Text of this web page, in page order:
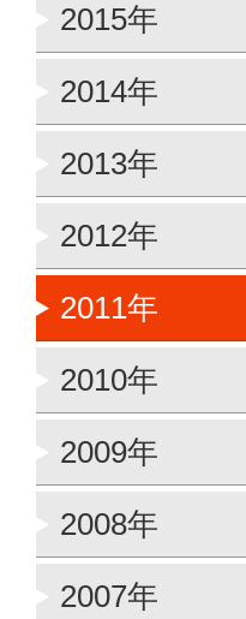
2015年
2014年
2013年
2012年
2011年
2010年
2009年
2008年
2007年